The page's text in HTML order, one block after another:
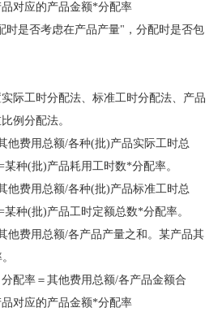
对应的产品金额*分配率
时是否考虑在产品产量"，分配时是否包
际工时分配法、标准工时分配法、产品
例分配法。
他费用总额/各种(批)产品实际工时总
种(批)产品耗用工时数*分配率。
他费用总额/各种(批)产品标准工时总
种(批)产品工时定额总数*分配率。
他费用总额/各产品产量之和。某产品其
配率＝其他费用总额/各产品金额合
对应的产品金额*分配率